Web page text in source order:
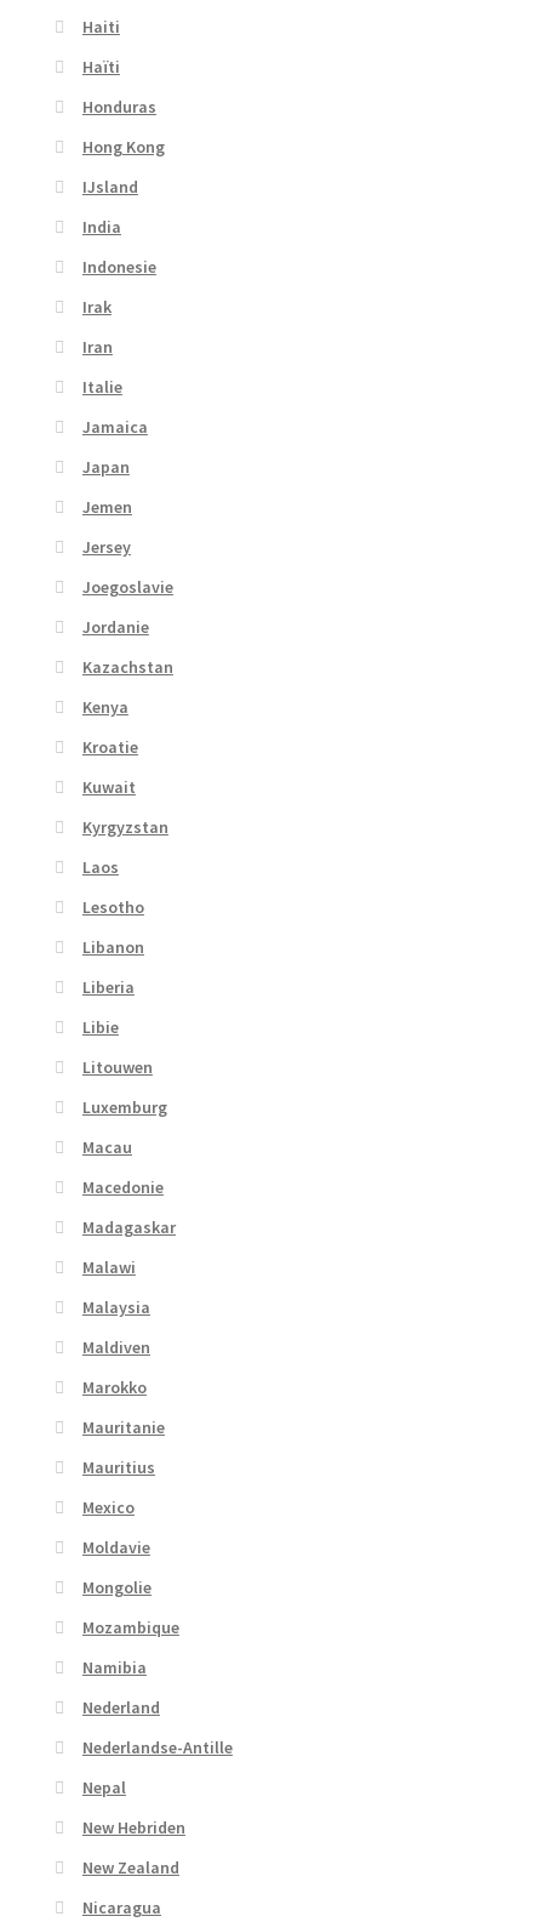
Haiti
Haïti
Honduras
Hong Kong
IJsland
India
Indonesie
Irak
Iran
Italie
Jamaica
Japan
Jemen
Jersey
Joegoslavie
Jordanie
Kazachstan
Kenya
Kroatie
Kuwait
Kyrgyzstan
Laos
Lesotho
Libanon
Liberia
Libie
Litouwen
Luxemburg
Macau
Macedonie
Madagaskar
Malawi
Malaysia
Maldiven
Marokko
Mauritanie
Mauritius
Mexico
Moldavie
Mongolie
Mozambique
Namibia
Nederland
Nederlandse-Antille
Nepal
New Hebriden
New Zealand
Nicaragua